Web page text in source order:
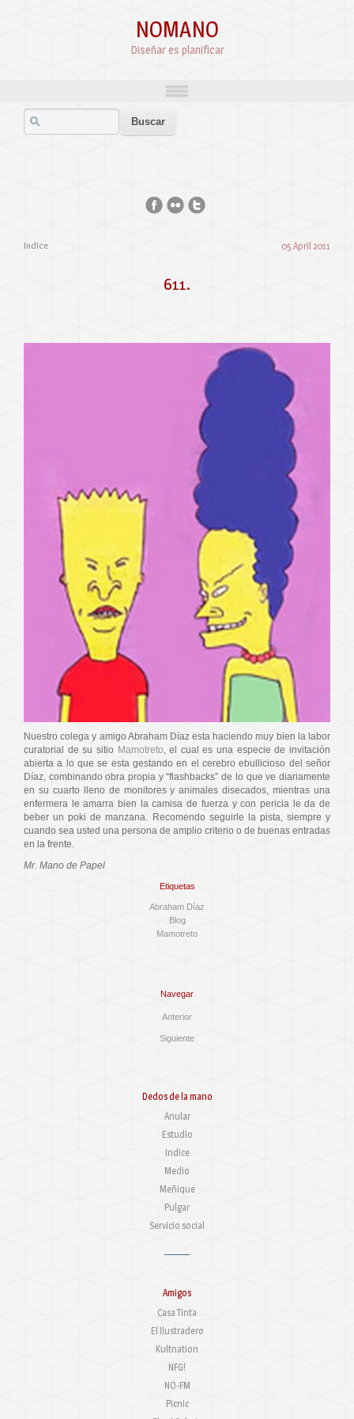
NOMANO
Diseñar es planificar
Indice 05 April 2011
611.
Nuestro colega y amigo Abraham Díaz esta haciendo muy bien la labor
curatorial de su sitio
Mamotreto , el cual es una especie de invitación
abierta a lo que se esta gestando en el cerebro ebullicioso del señor
Díaz, combinando obra propia y “flashbacks” de lo que ve diariamente
en su cuarto lleno de monitores y animales disecados, mientras una
enfermera le amarra bien la camisa de fuerza y con pericia le da de
beber un poki de manzana. Recomendo seguirle la pista, siempre y
cuando sea usted una persona de amplio criterio o de buenas entradas
en la frente.
Mr. Mano de Papel
Etiquetas
Abraham Díaz
Blog
Mamotreto
Navegar
Anterior
Siguiente
Dedos de la mano
Anular
Estudio
Indice
Medio
Meñique
Pulgar
Servicio social
Amigos
Casa Tinta
El Ilustradero
Kultnation
NFG!
NO-FM
Picnic